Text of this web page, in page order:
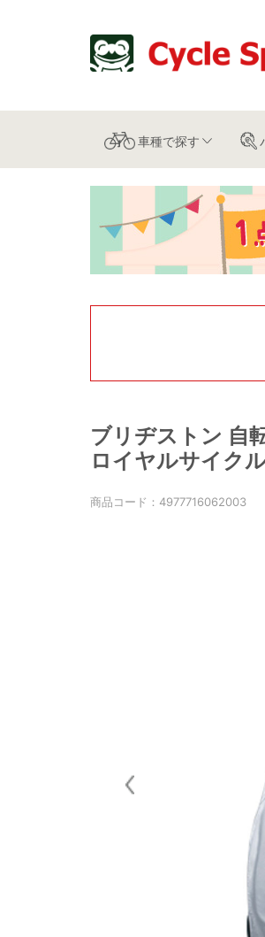
車種で探す
ブリヂストン 自
ロイヤルサイク
商品コード： 4977716062003